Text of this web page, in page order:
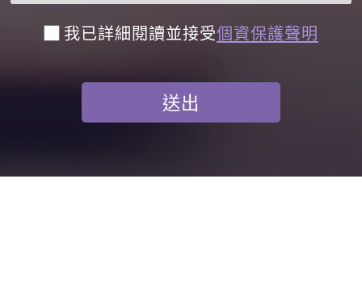
我已詳細閱讀並接受個資保護聲明